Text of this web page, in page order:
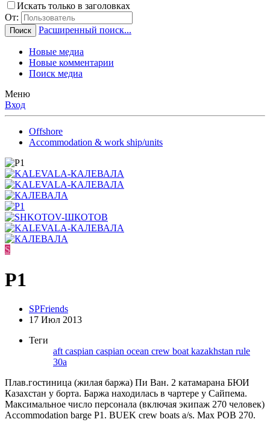
Искать только в заголовках
От:
Поиск Расширенный поиск...
Новые медиа
Новые комментарии
Поиск медиа
Меню
Вход
Offshore
Accommodation & work ship/units
S
P1
SPFriends
17 Июл 2013
Теги
aft caspian caspian ocean crew boat kazakhstan rule
30a
Плав.гостиница (жилая баржа) Пи Ван. 2 катамарана БЮИ
Казахстан у борта. Баржа находилась в чартере у Сайпема.
Максимальное число персонала (включая экипаж 270 человек)
Accommodation barge P1. BUEK crew boats a/s. Max POB 270.